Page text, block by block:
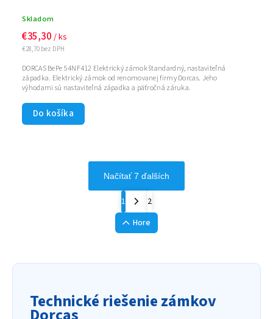
Skladom
€28,70 bez DPH
€35,30 / ks
Do košíka
DORCAS BePe 54NF412 Elektrický zámok štandardný, nastaviteľná
západka. Elektrický zámok od renomovanej firmy Dorcas. Jeho
výhodami sú nastaviteľná západka a päťročná záruka.
Načítať 7 ďalších
1
2
Hore
Technické riešenie zámkov